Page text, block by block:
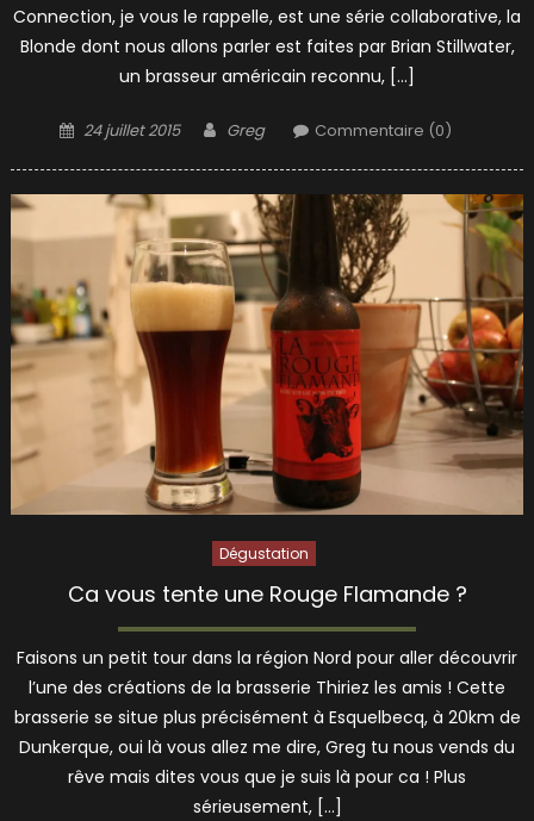
Connection, je vous le rappelle, est une série collaborative, la
Blonde dont nous allons parler est faites par Brian Stillwater,
un brasseur américain reconnu, […]
Posted
24 juillet 2015 Author
Greg Commentaire (0)
Dégustation
Ca vous tente une Rouge Flamande ?
Faisons un petit tour dans la région Nord pour aller découvrir
l’une des créations de la brasserie Thiriez les amis ! Cette
brasserie se situe plus précisément à Esquelbecq, à 20km de
Dunkerque, oui là vous allez me dire, Greg tu nous vends du
rêve mais dites vous que je suis là pour ca ! Plus
sérieusement, […]